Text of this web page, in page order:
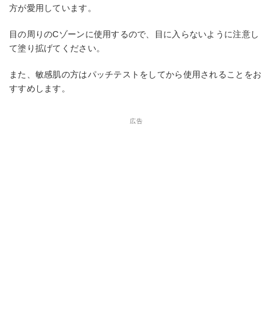
方が愛用しています。
目の周りのCゾーンに使用するので、目に入らないように注意し
て塗り拡げてください。
また、敏感肌の方はパッチテストをしてから使用されることをお
すすめします。
広告